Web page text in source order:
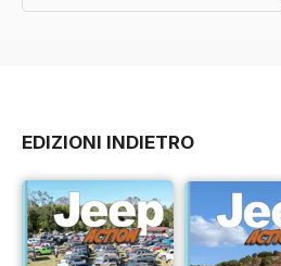
EDIZIONI INDIETRO